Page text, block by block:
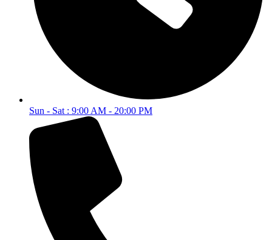
Sun - Sat : 9:00 AM - 20:00 PM